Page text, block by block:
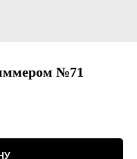
№71